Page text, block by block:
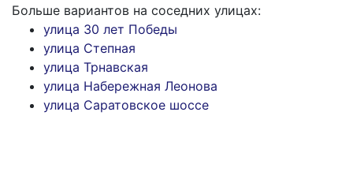
Больше вариантов на соседних улицах:
улица 30 лет Победы
улица Степная
улица Трнавская
улица Набережная Леонова
улица Саратовское шоссе